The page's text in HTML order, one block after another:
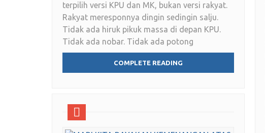
terpilih versi KPU dan MK, bukan versi rakyat.
Rakyat meresponnya dingin sedingin salju.
Tidak ada hiruk pikuk massa di depan KPU.
Tidak ada nobar. Tidak ada potong
COMPLETE READING